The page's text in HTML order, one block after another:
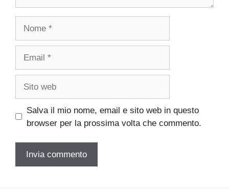
Salva il mio nome, email e sito web in questo
browser per la prossima volta che commento.